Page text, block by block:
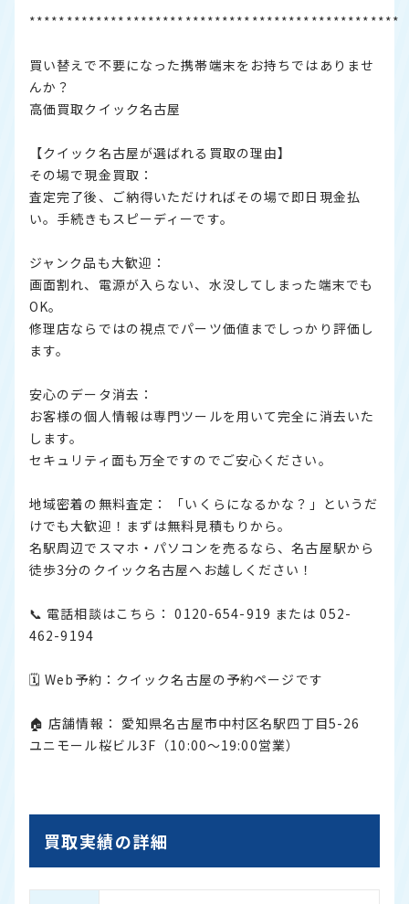
**************************************************
買い替えで不要になった携帯端末をお持ちではありませ
んか？
高価買取クイック名古屋
【クイック名古屋が選ばれる買取の理由】
その場で現金買取：
査定完了後、ご納得いただければその場で即日現金払
い。手続きもスピーディーです。
ジャンク品も大歓迎：
画面割れ、電源が入らない、水没してしまった端末でも
OK。
修理店ならではの視点でパーツ価値までしっかり評価し
ます。
安心のデータ消去：
お客様の個人情報は専門ツールを用いて完全に消去いた
します。
セキュリティ面も万全ですのでご安心ください。
地域密着の無料査定： 「いくらになるかな？」というだ
けでも大歓迎！まずは無料見積もりから。
名駅周辺でスマホ・パソコンを売るなら、名古屋駅から
徒歩3分のクイック名古屋へお越しください！
📞 電話相談はこちら： 0120-654-919 または 052-
462-9194
🗓 Web予約： クイック名古屋の予約ページです
🏠 店舗情報： 愛知県名古屋市中村区名駅四丁目5-26
ユニモール桜ビル3F（10:00〜19:00営業）
買取実績の詳細